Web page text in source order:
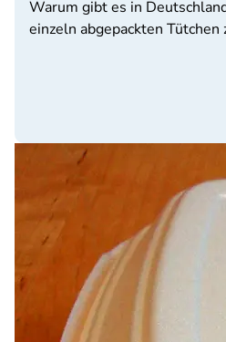
Warum gibt es in
einzeln abgepackten